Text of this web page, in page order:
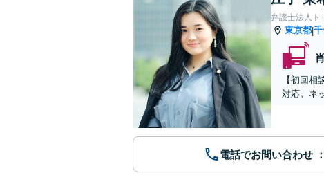
弁護士法人ト
東京都|
【初回
対応。ネ
電話でお問い合わせ